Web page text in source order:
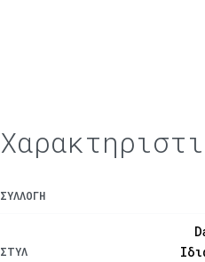
ΣΥΛΛΟΓΉ
ΣΤΥΛ